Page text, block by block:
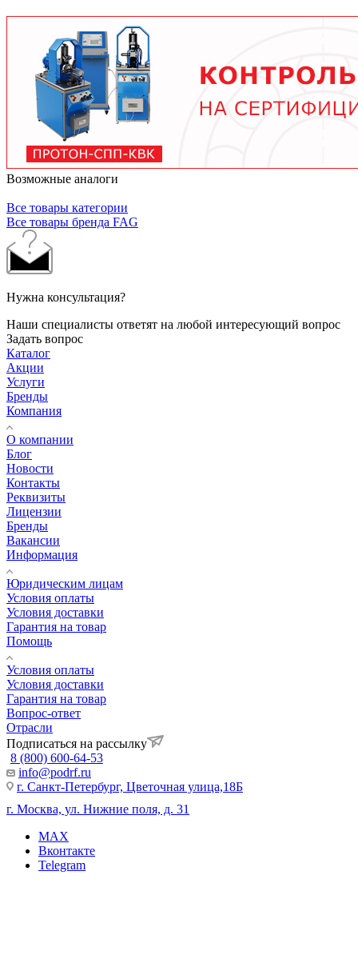
тяжелых условиях до 2 лет при нормальной
эксплуатации. Используйте только
рекомендованные производителем смазочные
материалы.
Возможные аналоги
Все товары категории
Все товары бренда FAG
Нужна консультация?
Наши специалисты ответят на любой интересующий вопрос
Задать вопрос
Каталог
Акции
Услуги
Бренды
Компания
О компании
Блог
Новости
Контакты
Реквизиты
Лицензии
Бренды
Вакансии
Информация
Юридическим лицам
Условия оплаты
Условия доставки
Гарантия на товар
Помощь
Условия оплаты
Условия доставки
Гарантия на товар
Вопрос-ответ
Отрасли
Подписаться на рассылку
8 (800) 600-64-53
info@podrf.ru
г. Санкт-Петербург, Цветочная улица,18Б
г. Москва, ул. Нижние поля, д. 31
MAX
Вконтакте
Telegram